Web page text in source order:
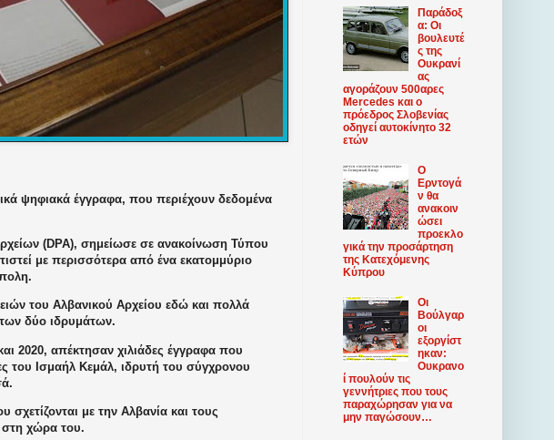
ψηφιακά έγγραφα, που περιέχουν δεδομένα
(DPA), σημείωσε σε ανακοίνωση Τύπου
με περισσότερα από ένα εκατομμύριο
του Αλβανικού Αρχείου εδώ και πολλά
δύο ιδρυμάτων.
2020, απέκτησαν χιλιάδες έγγραφα που
του Ισμαήλ Κεμάλ, ιδρυτή του σύγχρονου
με την Αλβανία και τους
στη χώρα του.
Παράδοξ
α: Οι
βουλευτέ
ς της
Ουκρανί
ας
αγοράζουν 500αρες
Mercedes και ο
πρόεδρος Σλοβενίας
οδηγεί αυτοκίνητο 32
ετών
Ο
Ερντογά
ν θα
ανακοιν
ώσει
προεκλο
γικά την προσάρτηση
της Κατεχόμενης
Κύπρου
Οι
Βούλγαρ
οι
εξοργίστ
ηκαν:
Ουκρανο
ί πουλούν τις
γεννήτριες που τους
παραχώρησαν για να
μην παγώσουν…